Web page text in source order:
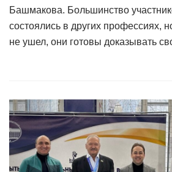
Башмакова. Большинство
состоялись в других профессиях,
не ушел, они готовы доказывать